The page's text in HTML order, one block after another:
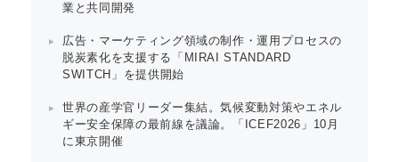
業と共同開発
広告・マーケティング領域の制作・運用プロセスの
脱炭素化を支援する「MIRAI STANDARD
SWITCH」を提供開始
世界の産学官リーダー集結。気候変動対策やエネル
ギー安全保障の最前線を議論。「ICEF2026」10月
に東京開催